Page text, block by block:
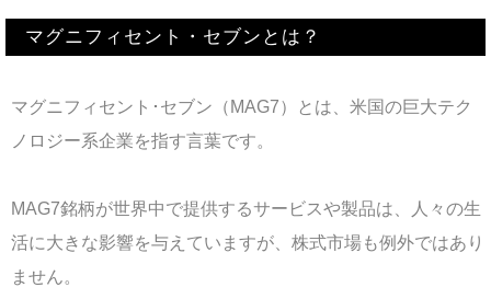
マグニフィセント・セブンとは？
マグニフィセント･セブン（MAG7）とは、米国の巨大テク
ノロジー系企業を指す言葉です。
MAG7銘柄が世界中で提供するサービスや製品は、人々の生
活に大きな影響を与えていますが、株式市場も例外ではあり
ません。